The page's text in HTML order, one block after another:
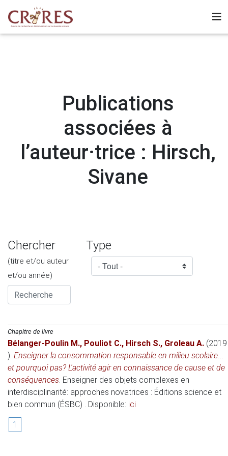
Publications
associées à
l’auteur·trice : Hirsch,
Sivane
Chercher
(titre et/ou auteur
et/ou année)
Type
Chapitre de livre
Bélanger-Poulin M., Pouliot C., Hirsch S., Groleau A. (2019
). Enseigner la consommation responsable en milieu scolaire...
et pourquoi pas? L'activité agir en connaissance de cause et de
conséquences. Enseigner des objets complexes en
interdisciplinarité: approches novatrices : Éditions science et
bien commun (ÉSBC) . Disponible: ici
1